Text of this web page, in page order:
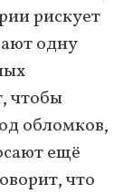
рискует
одну
чтобы
обломков,
ещё
что